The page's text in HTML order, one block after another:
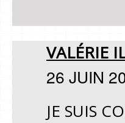
VALÉRIE
26 JUIN
JE SUIS